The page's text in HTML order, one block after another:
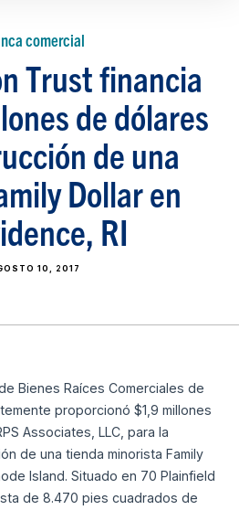
comercial
Trust financia
de dólares
de una
Dollar en
RI
10, 2017
Bienes Raíces Comerciales de
proporcionó $1,9 millones
Associates, LLC, para la
de una tienda minorista Family
Island. Situado en 70 Plainfield
de 8.470 pies cuadrados de